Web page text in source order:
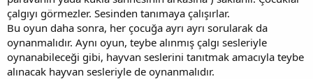
çalgıyı görmezler. Sesinden tanımaya çalışırlar.
Bu oyun daha sonra, her çocuğa ayrı ayrı sorularak da
oynanmalıdır. Aynı oyun, teybe alınmış çalgı sesleriyle
oynanabileceği gibi, hayvan seslerini tanıtmak amacıyla teybe
alınacak hayvan sesleriyle de oynanmalıdır.